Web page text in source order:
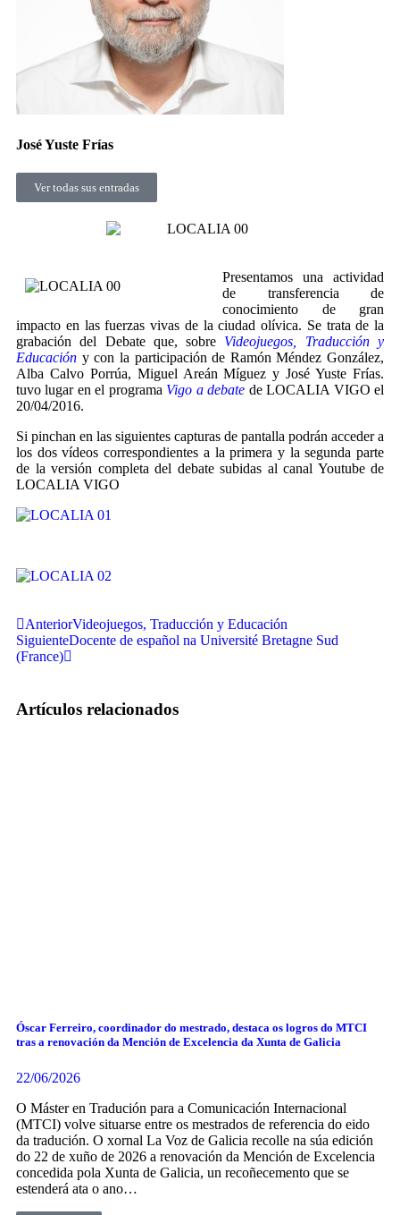
José Yuste Frías
Ver todas sus entradas
Presentamos una actividad
de transferencia de
conocimiento de gran
impacto en las fuerzas vivas de la ciudad olívica. Se trata de la
grabación del Debate que, sobre Videojuegos, Traducción y
Educación y con la participación de Ramón Méndez González,
Alba Calvo Porrúa, Miguel Areán Míguez y José Yuste Frías.
tuvo lugar en el programa Vigo a debate de LOCALIA VIGO el
20/04/2016.
Si pinchan en las siguientes capturas de pantalla podrán acceder a
los dos vídeos correspondientes a la primera y la segunda parte
de la versión completa del debate subidas al canal Youtube de
LOCALIA VIGO
AnteriorVideojuegos, Traducción y Educación
SiguienteDocente de español na Université Bretagne Sud
(France)
Artículos relacionados
Óscar Ferreiro, coordinador do mestrado, destaca os logros do MTCI
tras a renovación da Mención de Excelencia da Xunta de Galicia
22/06/2026
O Máster en Tradución para a Comunicación Internacional
(MTCI) volve situarse entre os mestrados de referencia do eido
da tradución. O xornal La Voz de Galicia recolle na súa edición
do 22 de xuño de 2026 a renovación da Mención de Excelencia
concedida pola Xunta de Galicia, un recoñecemento que se
estenderá ata o ano…